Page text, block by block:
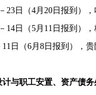
23 日（4月20 日报到）
14 日（5月 11 日报到），
11 日（6月8 日报到），贵
与职工安置、资产债